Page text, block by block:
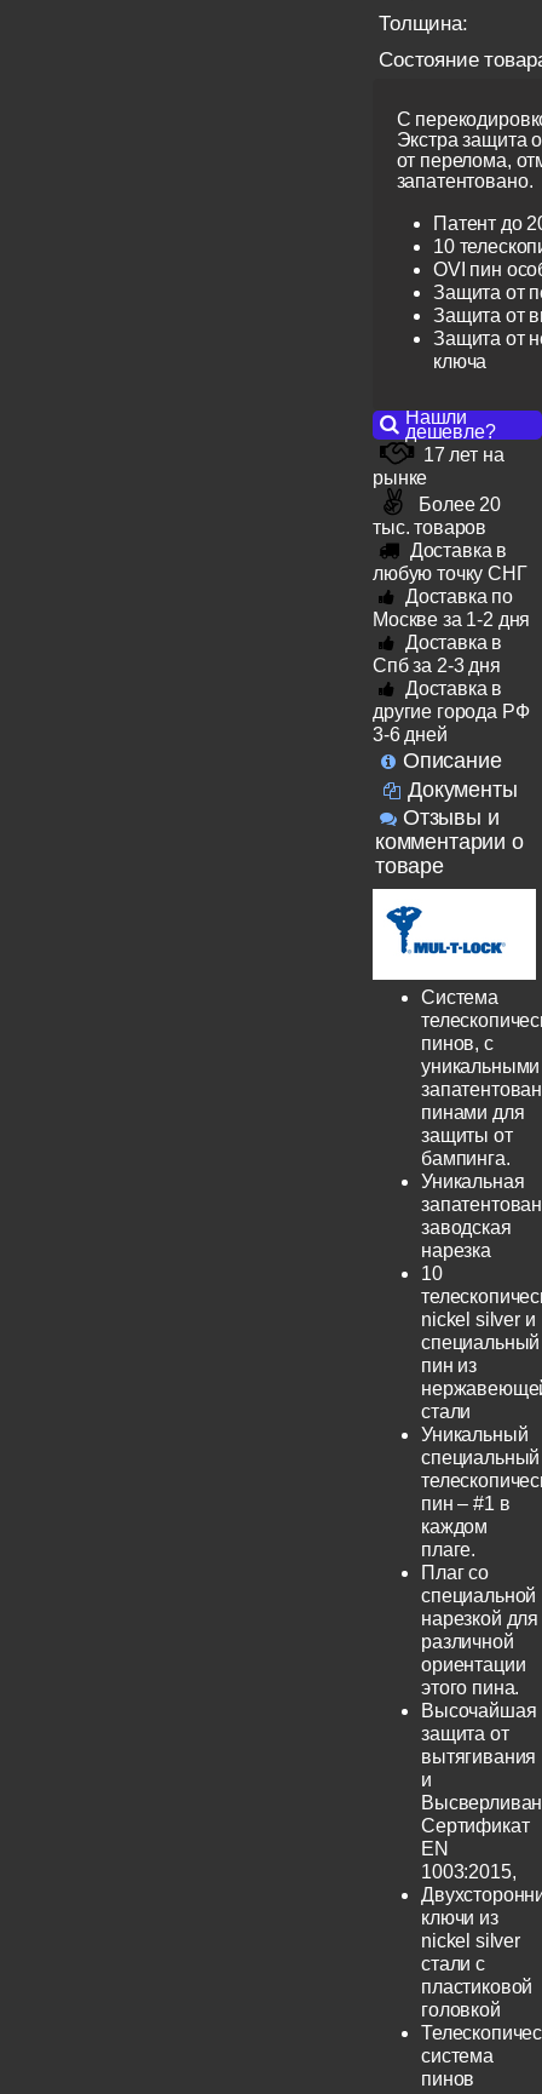
Толщина:
Состояние
С
Экстра защита
от перелома,
запатентовано.
Патент до
10
OVI пин
Защита от
Защита от
Защита от
ключа
Нашли
дешевле?
17 лет на
рынке
Более 20
тыс. товаров
Доставка в
любую точку СНГ
Доставка по
Москве за 1-2 дня
Доставка в
Спб за 2-3 дня
Доставка в
другие города РФ
3-6 дней
Описание
Документы
Отзывы и
комментарии о
товаре
Система
пинов, с
уникальными
пинами для
защиты от
бампинга.
Уникальная
заводская
нарезка
10
nickel silver и
специальный
пин из
стали
Уникальный
специальный
пин – #1 в
каждом
плаге.
Плаг со
специальной
нарезкой для
различной
ориентации
этого пина.
Высочайшая
защита от
вытягивания
и
Сертификат
EN
1003:2015,
ключи из
nickel silver
стали с
пластиковой
головкой
система
пинов